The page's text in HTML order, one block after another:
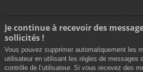
Je continue à recevoir des
sollicités !
Vous pouvez supprimer automatiquement les
utilisateur en utilisant les règles de messages
contrôle de l’utilisateur. Si vous recevez des